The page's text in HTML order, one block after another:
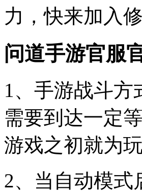
力，快来加入
问道手游官服
1、手游战斗
需要到达一定
游戏之初就为
2、当自动模式